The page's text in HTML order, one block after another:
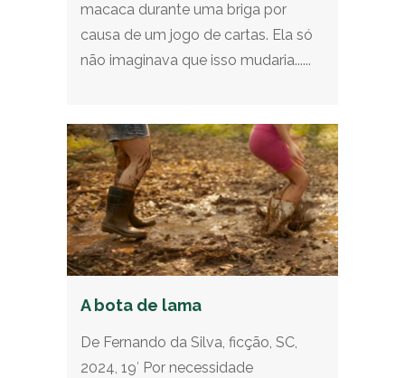
macaca durante uma briga por
causa de um jogo de cartas. Ela só
não imaginava que isso mudaria......
A bota de lama
De Fernando da Silva, ficção, SC,
2024, 19′ Por necessidade